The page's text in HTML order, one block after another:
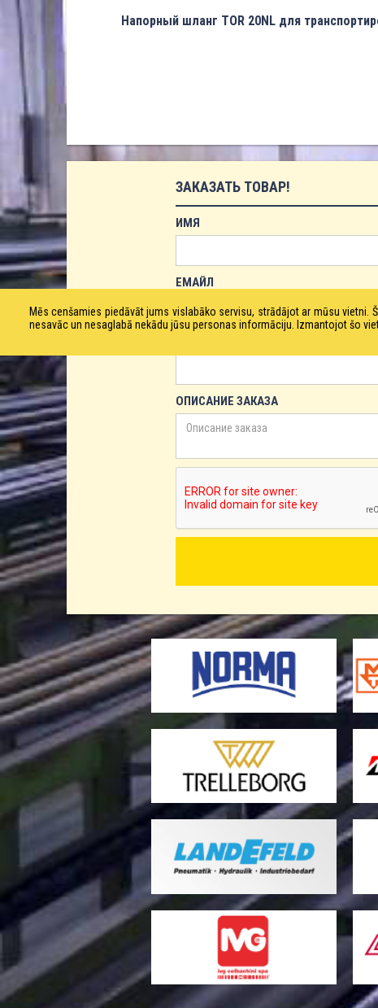
Напорный шланг TOR 20NL для
ЗАКАЗАТЬ ТОВАР!
ИМЯ
ЕМАЙЛ
ОПИСАНИЕ ЗАКАЗА
Mēs cenšamies piedāvāt jums vislabāko servisu, strādājot ar mūsu
nesavāc un nesaglabā nekādu jūsu personas informāciju. Izmantojot šo